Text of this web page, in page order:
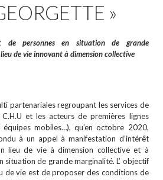
»
de personnes en situation de grande
de vie innovant à dimension collective
partenariales regroupant les services de
et les acteurs de premières lignes
mobiles…), qu’en octobre 2020,
à un appel à manifestation d’intérêt
lieu de vie à dimension collective et à
situation de grande marginalité. L’ objectif
de vie est de proposer des conditions de